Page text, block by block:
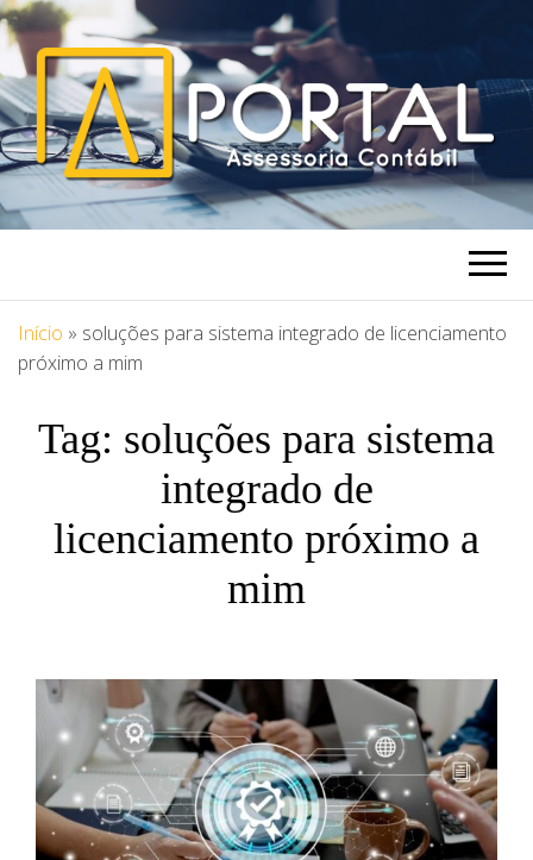
PORTAL
ASSESSORIA
Blog Portal Assessoria
Início » soluções para sistema integrado de licenciamento
próximo a mim
Tag: soluções para sistema
integrado de
licenciamento próximo a
mim